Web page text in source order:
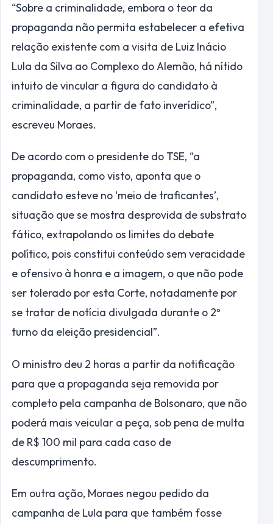
“Sobre a criminalidade, embora o teor da
propaganda não permita estabelecer a efetiva
relação existente com a visita de Luiz Inácio
Lula da Silva ao Complexo do Alemão, há nítido
intuito de vincular a figura do candidato à
criminalidade, a partir de fato inverídico”,
escreveu Moraes.
De acordo com o presidente do TSE, “a
propaganda, como visto, aponta que o
candidato esteve no ‘meio de traficantes’,
situação que se mostra desprovida de substrato
fático, extrapolando os limites do debate
político, pois constitui conteúdo sem veracidade
e ofensivo à honra e a imagem, o que não pode
ser tolerado por esta Corte, notadamente por
se tratar de notícia divulgada durante o 2º
turno da eleição presidencial”.
O ministro deu 2 horas a partir da notificação
para que a propaganda seja removida por
completo pela campanha de Bolsonaro, que não
poderá mais veicular a peça, sob pena de multa
de R$ 100 mil para cada caso de
descumprimento.
Em outra ação, Moraes negou pedido da
campanha de Lula para que também fosse